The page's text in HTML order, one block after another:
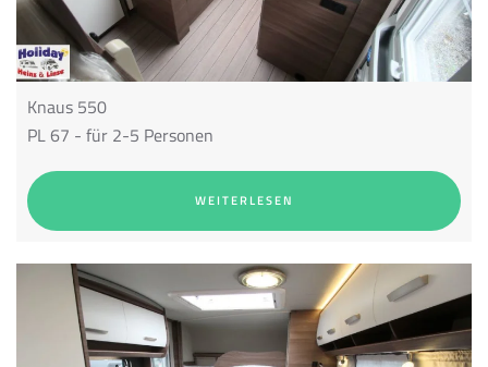
Knaus 550
PL 67 - für 2-5 Personen
WEITERLESEN